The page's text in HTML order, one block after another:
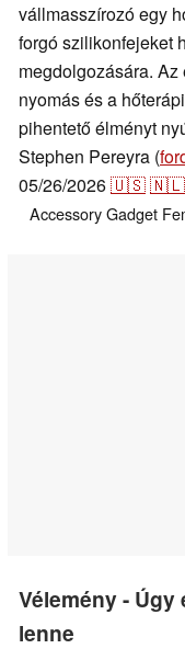
vállmasszírozó egy
forgó szilikonfejeket
megdolgozására.
nyomás és a
pihentető élményt
Stephen Pereyra (
05/26/2026🇺🇸🇳🇱
AccessoryGadget
Vélemény -
lenne